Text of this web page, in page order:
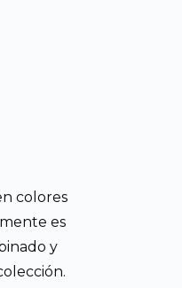
colores
es
y